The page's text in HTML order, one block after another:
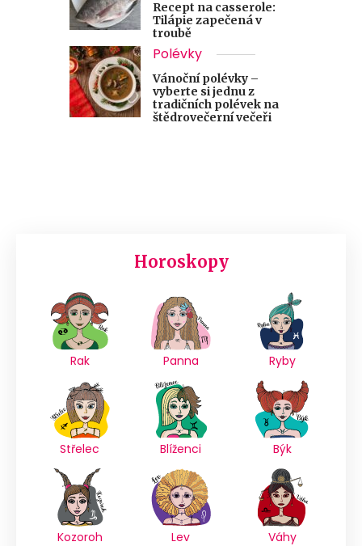
Recept na casserole:
Tilápie zapečená v
troubě
Polévky
Vánoční polévky –
vyberte si jednu z
tradičních polévek na
štědrovečerní večeři
Horoskopy
Rak Panna Ryby
Střelec Blíženci Býk
Kozoroh Lev Váhy